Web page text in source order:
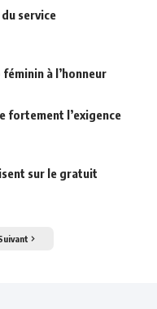
service
à l’honneur
fortement l’exigence
sur le gratuit